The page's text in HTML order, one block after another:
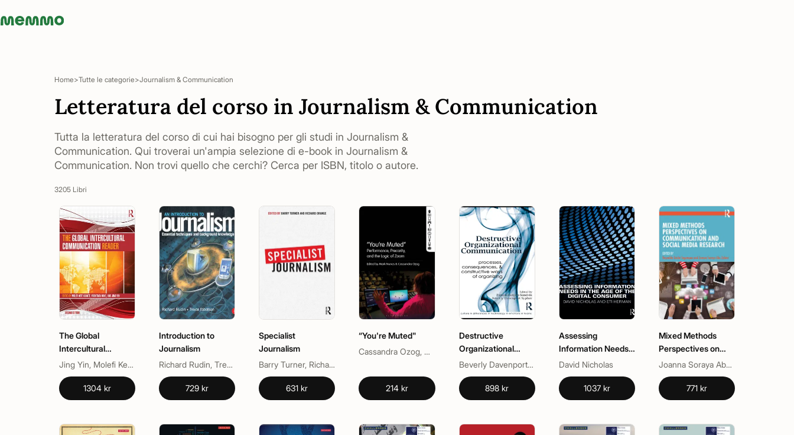
Memmo - AI-verktyg och digital kurslitteratur
Home Tutte le categorie Journalism & Communication
Letteratura del corso in Journalism & Communication
Tutta la letteratura del corso di cui hai bisogno per gli studi in Journalism &
Communication. Qui troverai un'ampia selezione di e-book in Journalism &
Communication. Non trovi quello che cerchi? Cerca per ISBN, titolo o autore.
3205 Libri
The Global
Intercultural
Communication
Reader
Jing Yin, Molefi Kete Asante, Yoshitaka Miike
1304 kr
Introduction to
Journalism
Richard Rudin, Trevor Ibbotson
729 kr
Specialist
Journalism
Barry Turner, Richard Orange
631 kr
“You're Muted"
Cassandra Ozog, Mark Nunes
214 kr
Destructive
Organizational
Communication
Beverly Davenport Sypher, Pamela Lutgen-Sandvik
898 kr
Assessing
Information Needs
in the Age of the
Digital Consumer
David Nicholas
1037 kr
Mixed Methods
Perspectives on
Communication and
Social Media
Research
Joanna Soraya Abu Zahari, Reynaldo Gacho Segumpan
771 kr